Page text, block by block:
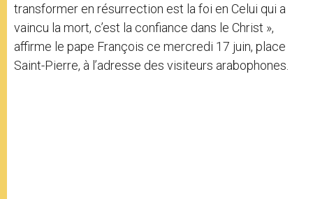
transformer en résurrection est la foi en Celui qui a
vaincu la mort, c’est la confiance dans le Christ »,
affirme le pape François ce mercredi 17 juin, place
Saint-Pierre, à l’adresse des visiteurs arabophones.